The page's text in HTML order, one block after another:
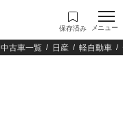
保存済み メニュー
中古車一覧 日産 軽自動車